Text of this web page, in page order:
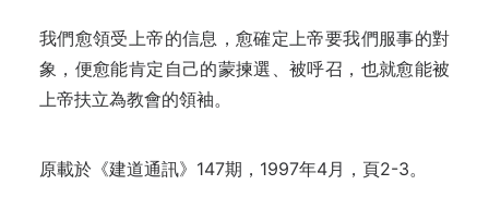
我們愈領受上帝的信息，愈確定上帝要我們服事的對
象，便愈能肯定自己的蒙揀選、被呼召，也就愈能被
上帝扶立為教會的領袖。
原載於《建道通訊》147期，1997年4月，頁2-3。